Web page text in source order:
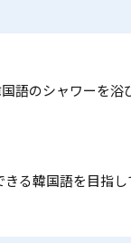
語のシャワーを浴
る韓国語を目指し